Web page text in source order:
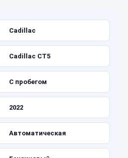
Cadillac
Cadillac CT5
С пробегом
2022
Автоматическая